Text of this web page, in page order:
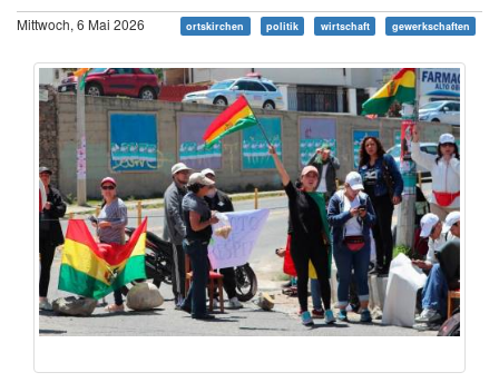
Mittwoch, 6 Mai 2026 ortskirchen politik wirtschaft gewerkschaften